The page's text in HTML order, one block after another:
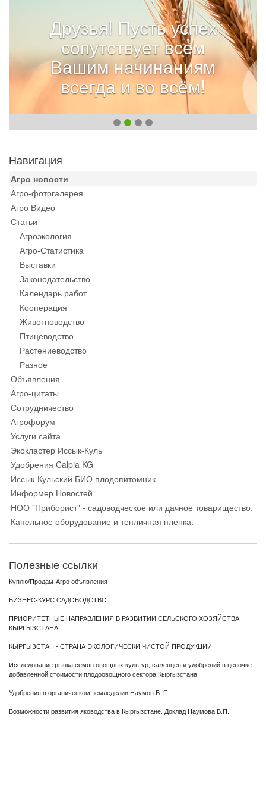
Друзья! Пусть успех
сопутствует всем
Вашим начинаниям
всегда и во всём!
Навигация
Агро новости
Агро-фотогалерея
Агро Видео
Статьи
Агроэкология
Агро-Статистика
Выставки
Законодательство
Календарь работ
Кооперация
Животноводство
Птицеводство
Растениеводство
Разное
Объявления
Агро-цитаты
Сотрудничество
Агрофорум
Услуги сайта
Экокластер Иссык-Куль
Удобрения Calpia KG
Иссык-Кульский БИО плодопитомник
Информер Новостей
НОО "Приборист" - садоводческое или дачное товарищество.
Капельное оборудование и тепличная пленка.
Полезные ссылки
Куплю/Продам-Агро объявления
БИЗНЕС-КУРС САДОВОДСТВО
ПРИОРИТЕТНЫЕ НАПРАВЛЕНИЯ В РАЗВИТИИ СЕЛЬСКОГО ХОЗЯЙСТВА
КЫРГЫЗСТАНА
КЫРГЫЗСТАН - СТРАНА ЭКОЛОГИЧЕСКИ ЧИСТОЙ ПРОДУКЦИИ
Исследование рынка семян овощных культур, саженцев и удобрений в цепочке
добавленной стоимости плодоовощного сектора Кыргызстана
Удобрения в органическом земледелии Наумов В. П.
Возможности развития яководства в Кыргызстане. Доклад Наумова В.П.